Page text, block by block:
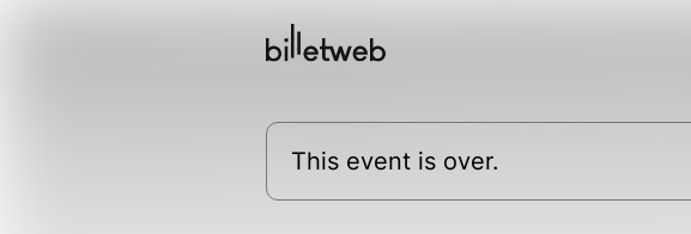
This event is over.